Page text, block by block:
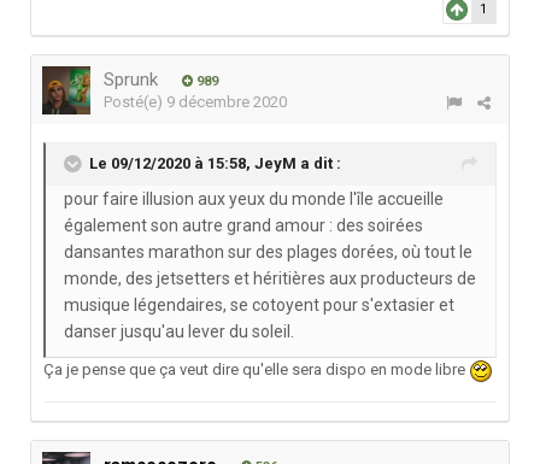
1
Sprunk 989
Posté(e) 9 décembre 2020
Le 09/12/2020 à 15:58, JeyM a dit :
pour faire illusion aux yeux du monde l'île accueille
également son autre grand amour : des soirées
dansantes marathon sur des plages dorées, où tout le
monde, des jetsetters et héritières aux producteurs de
musique légendaires, se cotoyent pour s'extasier et
danser jusqu'au lever du soleil.
Ça je pense que ça veut dire qu'elle sera dispo en mode libre